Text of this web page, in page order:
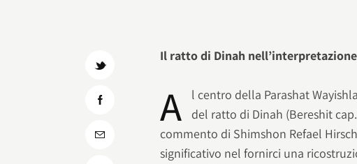
Il ratto di Dinah
A
l centro della Parashat
del ratto di Dinah (Bereshit
commento di Shimshon Refael
significativo nel fornirci una